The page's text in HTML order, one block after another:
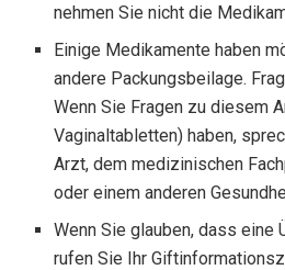
nehmen Sie nicht die
Einige Medikamente haben
andere Packungsbeilage.
Wenn Sie Fragen zu diesem
Vaginaltabletten) haben,
Arzt, dem medizinischen
oder einem anderen
Wenn Sie glauben, dass eine
rufen Sie Ihr